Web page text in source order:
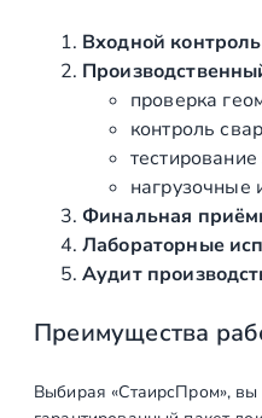
а
м
н
н
ы
,
р
Входной
проверка
контроль
нагрузочные
Финальная
Лабораторные
Аудит
Преимущества
Выбирая «СтаирсПром»,